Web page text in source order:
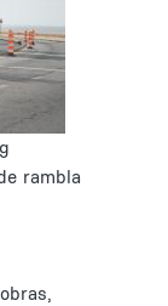
rambla